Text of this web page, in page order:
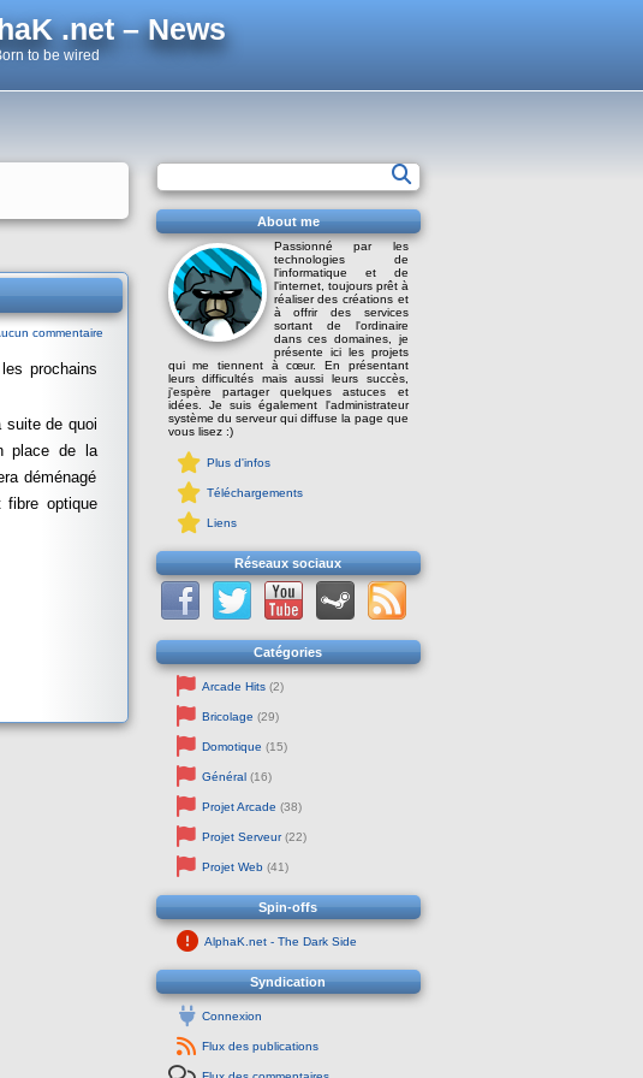
.net – News
to be wired
commentaire
prochains
suite de quoi
place de la
déménagé
fibre optique
About me
Passionné par les
technologies de
l'informatique et de
l'internet, toujours prêt à
réaliser des créations et
à offrir des services
sortant de l'ordinaire
dans ces domaines, je
présente ici les projets
qui me tiennent à cœur. En présentant
leurs difficultés mais aussi leurs succès,
j'espère partager quelques astuces et
idées. Je suis également l'administrateur
système du serveur qui diffuse la page que
vous lisez :)
Plus d'infos
Téléchargements
Liens
Réseaux sociaux
Catégories
Arcade Hits(2)
Bricolage (29)
Domotique (15)
Général(16)
Projet Arcade (38)
Projet Serveur(22)
Projet Web(41)
Spin-offs
AlphaK.net - The Dark Side
Syndication
Connexion
Flux des publications